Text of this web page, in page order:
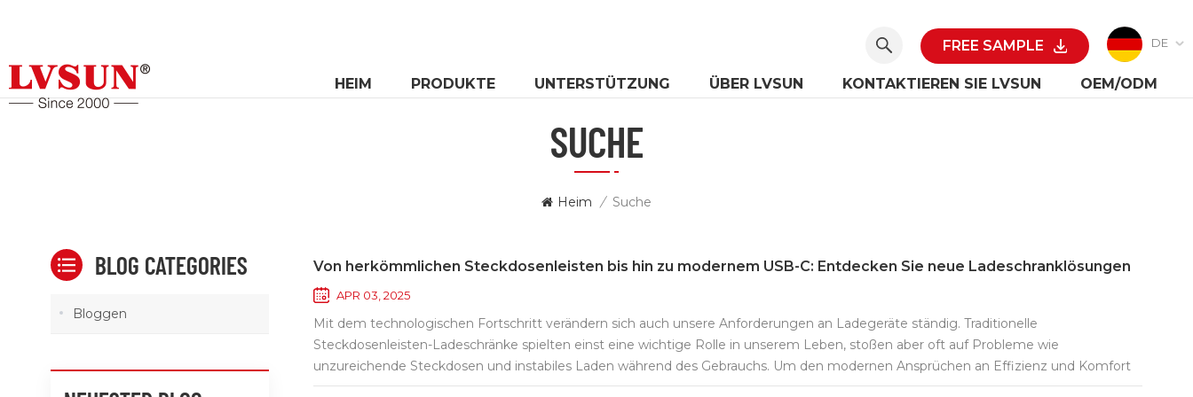
DE
FREE SAMPLE
HEIM PRODUKTE UNTERSTÜTZUNG ÜBER LVSUN KONTAKTIEREN SIE LVSUN OEM/ODM
SUCHE
Heim / Suche
Von herkömmlichen Steckdosenleisten bis hin zu modernem USB-C: Entdecken Sie neue Ladeschranklösungen
APR 03, 2025
Mit dem technologischen Fortschritt verändern sich auch unsere Anforderungen an Ladegeräte ständig. Traditionelle
Steckdosenleisten-Ladeschränke spielten einst eine wichtige Rolle in unserem Leben, stoßen aber oft auf Probleme wie
unzureichende Steckdosen und instabiles Laden während des Gebrauchs. Um den modernen Ansprüchen an Effizienz und Komfort
gerecht zu werden, greifen immer mehr Menschen auf integrierte USB-C-Ladeschränke mit mehreren Anschlüssen zurück. Diese
BLOG CATEGORIES
Bloggen